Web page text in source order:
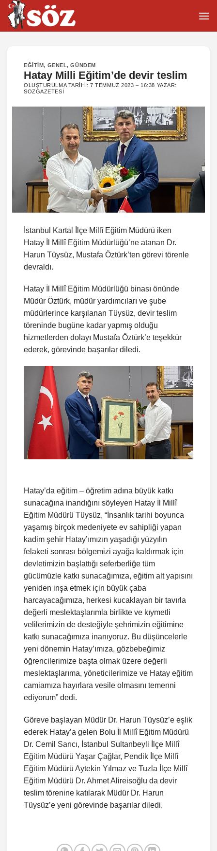
İçeriğe
atla
EĞITIM, GENEL,GÜNDEM
Hatay Milli Eğitim’de devir teslim
OLUŞTURULMA TARIHI:7 TEMMUZ 2023 – 16:38 YAZAR:
SOZGAZETESI
İstanbul Kartal İlçe Millî Eğitim Müdürü iken
Hatay İl Millî Eğitim Müdürlüğü’ne atanan Dr.
Harun Tüysüz, Mustafa Öztürk’ten görevi törenle
devraldı.
Hatay İl Millî Eğitim Müdürlüğü binası önünde
Müdür Öztürk, müdür yardımcıları ve şube
müdürlerince karşılanan Tüysüz, devir teslim
töreninde bugüne kadar yapmış olduğu
hizmetlerden dolayı Mustafa Öztürk’e teşekkür
ederek, görevinde başarılar diledi.
Hatay’da eğitim – öğretim adına büyük katkı
sunacağına inandığını söyleyen Hatay İl Millî
Eğitim Müdürü Tüysüz, “İnsanlık tarihi boyunca
yaşamış birçok medeniyete ev sahipliği yapan
kadim şehir Hatay’ımızın yaşadığı yüzyılın
felaketi sonrası bölgemizi ayağa kaldırmak için
devletimizin başlattığı seferberliğe tüm
gücümüzle katkı sunacağımıza, eğitim alt yapısını
yeniden inşa etmek için büyük çaba
harcayacağımıza, herkesi kucaklayan bir tavırla
değerli meslektaşlarımla birlikte ve kıymetli
velilerimizin de desteğiyle şehrimizin eğitimine
katkı sunacağımıza inanıyoruz. Bu düşüncelerle
yeni dönemin Hatay’ımıza, gözbebeğimiz
öğrencilerimize başta olmak üzere değerli
meslektaşlarıma, yöneticilerimize ve Hatay eğitim
camiamıza hayırlara vesile olmasını temenni
ediyorum” dedi.
Göreve başlayan Müdür Dr. Harun Tüysüz’e eşlik
ederek Hatay’a gelen Bolu İl Millî Eğitim Müdürü
Dr. Cemil Sarıcı, İstanbul Sultanbeyli İlçe Millî
Eğitim Müdürü Yaşar Çağlar, Pendik İlçe Millî
Eğitim Müdürü Aytekin Yılmaz ve Tuzla İlçe Millî
Eğitim Müdürü Dr. Ahmet Alireisoğlu da devir
teslim törenine katılarak Müdür Dr. Harun
Tüysüz’e yeni görevinde başarılar diledi.